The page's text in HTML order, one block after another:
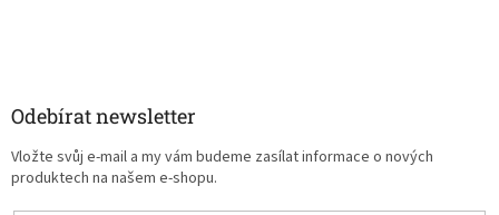
Odebírat newsletter
Vložte svůj e-mail a my vám budeme zasílat informace o nových
produktech na našem e-shopu.